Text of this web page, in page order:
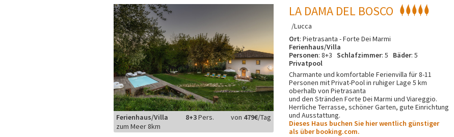
Ferienhaus/Villa 8+3Pers. von 479€/Tag
zum Meer 8km
LA DAMA DEL BOSCO
/Lucca
Ort: Pietrasanta - Forte Dei Marmi
Ferienhaus/Villa
Personen: 8+3Schlafzimmer: 5 Bäder: 5
Privatpool
Charmante und komfortable Ferienvilla für 8-11
Personen mit Privat-Pool in ruhiger Lage 5 km
oberhalb von Pietrasanta
und den Stränden Forte Dei Marmi und Viareggio.
Herrliche Terrasse, schöner Garten, gute Einrichtung
und Ausstattung.
Dieses Haus buchen Sie hier wentlich günstiger
als über booking.com.